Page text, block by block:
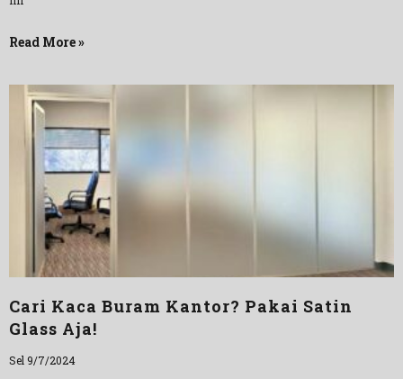
Read More »
Cari Kaca Buram Kantor? Pakai Satin
Glass Aja!
Sel 9/7/2024